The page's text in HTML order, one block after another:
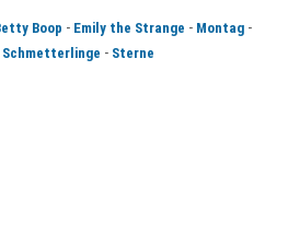
Boop - Emily the Strange - Montag -
Schmetterlinge - Sterne